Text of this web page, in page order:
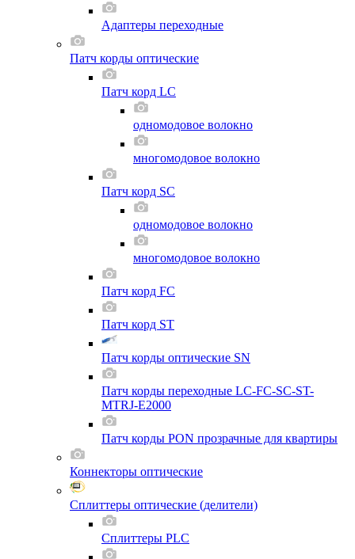
Адаптеры переходные
Патч корды оптические
Патч корд LC
одномодовое волокно
многомодовое волокно
Патч корд SC
одномодовое волокно
многомодовое волокно
Патч корд FC
Патч корд ST
Патч корды оптические SN
Патч корды переходные LC-FC-SC-ST-
MTRJ-E2000
Патч корды PON прозрачные для квартиры
Коннекторы оптические
Сплиттеры оптические (делители)
Сплиттеры PLC